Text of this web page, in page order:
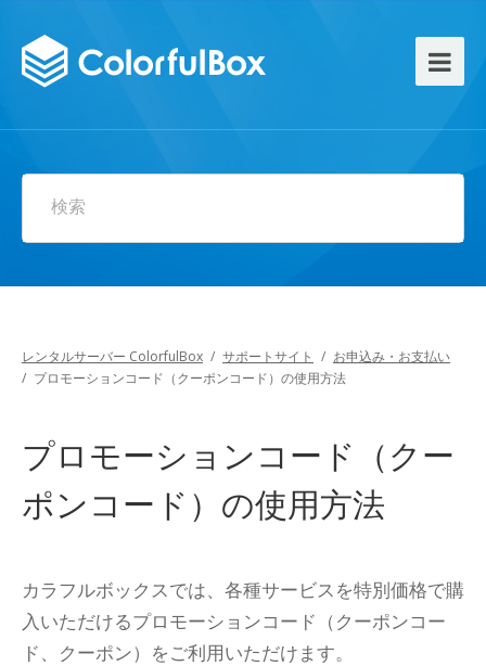
検索
レンタルサーバー ColorfulBox / サポートサイト / お申込み・お支払い
/ プロモーションコード（クーポンコード）の使用方法
プロモーションコード（クー
ポンコード）の使用方法
カラフルボックスでは、各種サービスを特別価格で購
入いただけるプロモーションコード（クーポンコー
ド、クーポン）をご利用いただけます。